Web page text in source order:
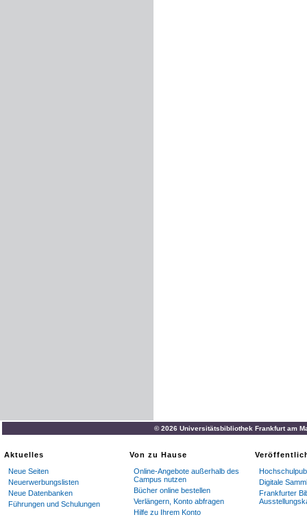
© 2026 Universitätsbibliothek Frankfurt am
Aktuelles
Neue Seiten
Neuerwerbungslisten
Neue Datenbanken
Führungen und Schulungen
Von zu Hause
Online-Angebote außerhalb des
Campus nutzen
Bücher online bestellen
Verlängern, Konto abfragen
Hilfe zu Ihrem Konto
Digitale
Frankfurter